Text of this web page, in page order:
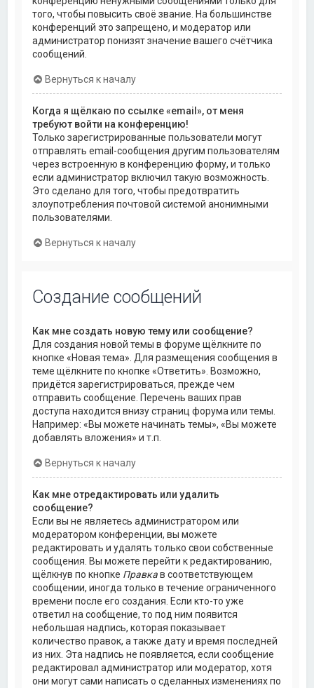
того, чтобы повысить своё звание. На большинстве
конференций это запрещено, и модератор или
администратор понизят значение вашего счётчика
сообщений.
Вернуться к началу
Когда я щёлкаю по ссылке «email», от меня
требуют войти на конференцию!
Только зарегистрированные пользователи могут
отправлять email-сообщения другим пользователям
через встроенную в конференцию форму, и только
если администратор включил такую возможность.
Это сделано для того, чтобы предотвратить
злоупотребления почтовой системой анонимными
пользователями.
Вернуться к началу
Создание сообщений
Как мне создать новую тему или сообщение?
Для создания новой темы в форуме щёлкните по
кнопке «Новая тема». Для размещения сообщения в
теме щёлкните по кнопке «Ответить». Возможно,
придётся зарегистрироваться, прежде чем
отправить сообщение. Перечень ваших прав
доступа находится внизу страниц форума или темы.
Например: «Вы можете начинать темы», «Вы можете
добавлять вложения» и т.п.
Вернуться к началу
Как мне отредактировать или удалить
сообщение?
Если вы не являетесь администратором или
модератором конференции, вы можете
редактировать и удалять только свои собственные
сообщения. Вы можете перейти к редактированию,
щёлкнув по кнопке Правкав соответствующем
сообщении, иногда только в течение ограниченного
времени после его создания. Если кто-то уже
ответил на сообщение, то под ним появится
небольшая надпись, которая показывает
количество правок, а также дату и время последней
из них. Эта надпись не появляется, если сообщение
редактировал администратор или модератор, хотя
они могут сами написать о сделанных изменениях по